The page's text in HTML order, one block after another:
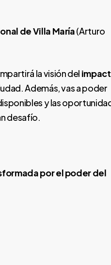
de Villa María(Arturo
la visión del
Además, vas a poder
y las
desafío.
por el poder del